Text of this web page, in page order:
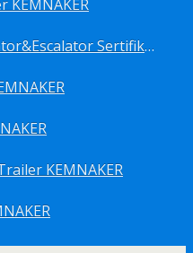
KEMNAKER
Sertifikasi Teknisi Elevator&Escalator Sertifikat Kemenaker KEMNAKER
KEMNAKER